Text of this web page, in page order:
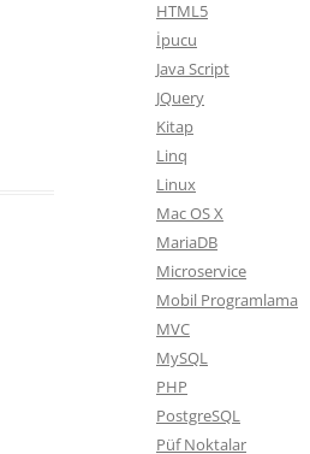
HTML5
İpucu
Java Script
JQuery
Kitap
Linq
Linux
Mac OS X
MariaDB
Microservice
Mobil Programlama
MVC
MySQL
PHP
PostgreSQL
Püf Noktalar